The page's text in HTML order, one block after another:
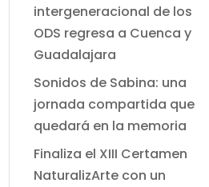
intergeneracional de los
ODS regresa a Cuenca y
Guadalajara
Sonidos de Sabina: una
jornada compartida que
quedará en la memoria
Finaliza el XIII Certamen
NaturalizArte con un